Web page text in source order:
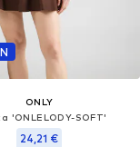
ONLY
'ONLELODY-SOFT'
24,21 €